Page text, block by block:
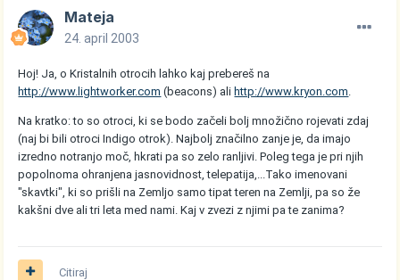
Mateja
24. april 2003
Hoj! Ja, o Kristalnih otrocih lahko kaj prebereš na
http://www.lightworker.com (beacons) alihttp://www.kryon.com
Na kratko: to so otroci, ki se bodo začeli bolj množično rojevati zdaj
(naj bi bili otroci Indigo otrok). Najbolj značilno zanje je, da imajo
izredno notranjo moč, hkrati pa so zelo ranljivi. Poleg tega je pri njih
popolnoma ohranjena jasnovidnost, telepatija,...Tako imenovani
"skavtki", ki so prišli na Zemljo samo tipat teren na Zemlji, pa so že
kakšni dve ali tri leta med nami. Kaj v zvezi z njimi pa te zanima?
Citiraj